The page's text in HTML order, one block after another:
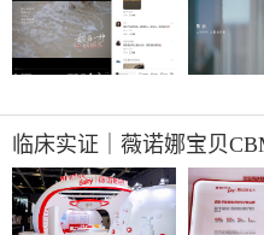
临床实证｜薇诺娜宝贝
打造儿童敏感肌肤专用洗